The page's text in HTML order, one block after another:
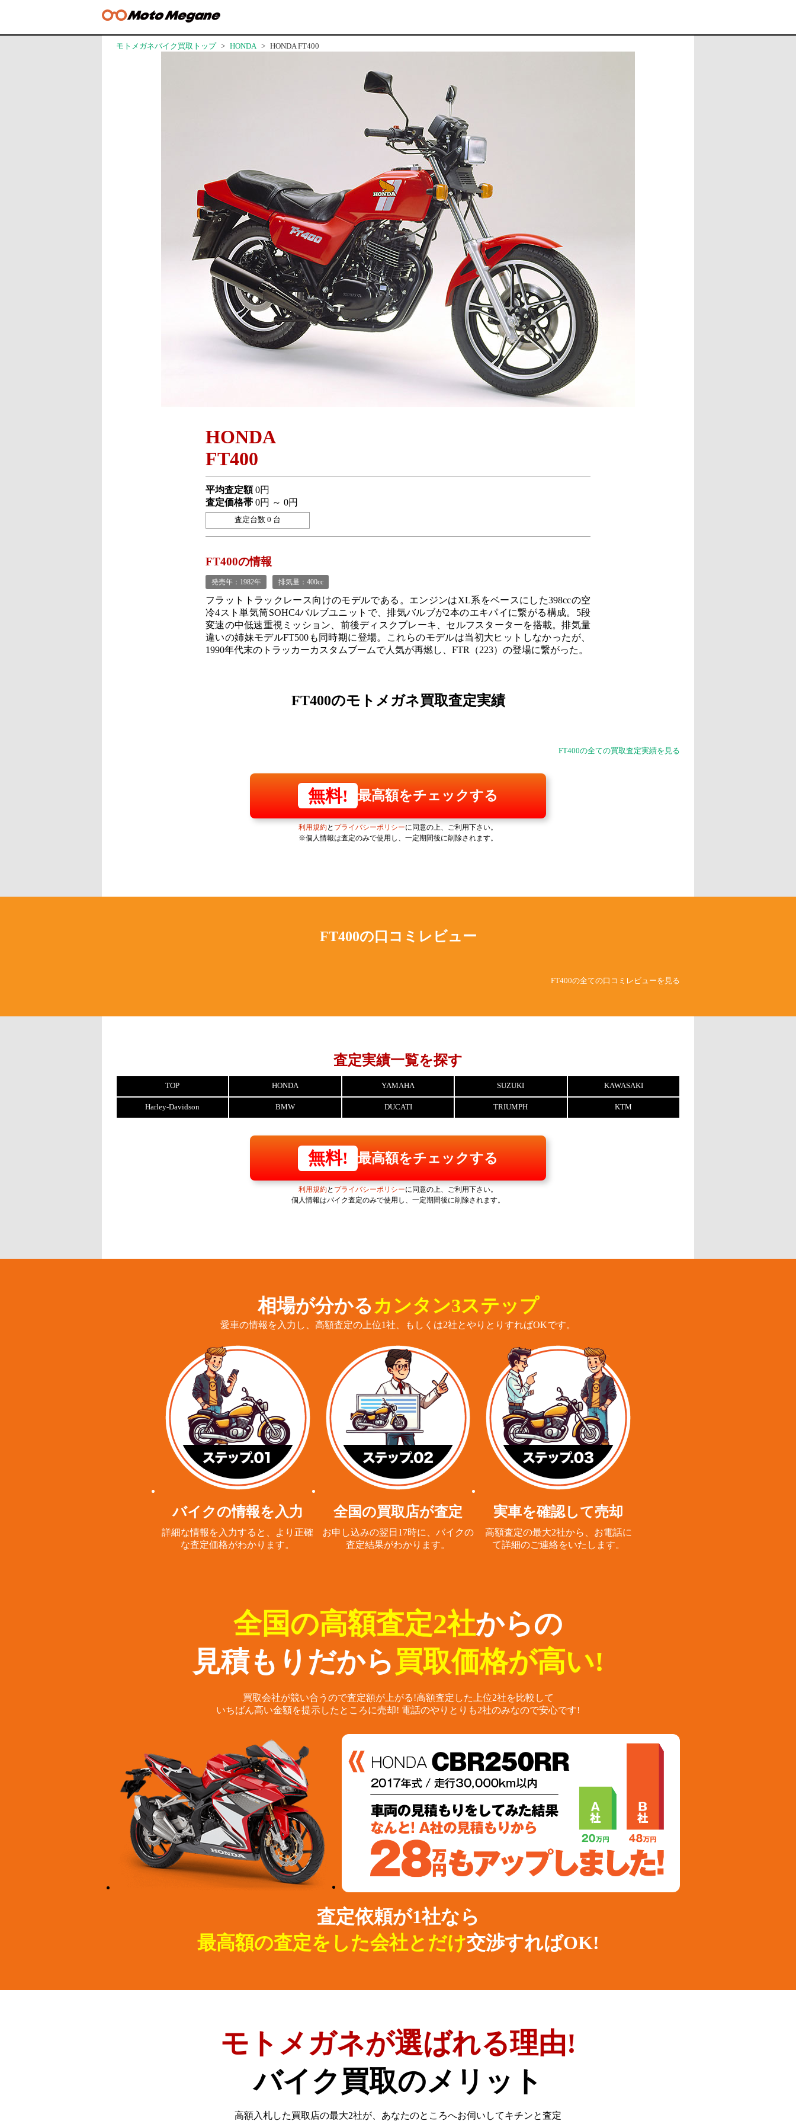
モトメガネバイク買取トップ HONDA HONDA FT400
HONDA
FT400
平均査定額0円
査定価格帯 0円 ～ 0円
査定台数 0 台
FT400の情報
発売年：1982年 排気量：400cc
フラットトラックレース向けのモデルである。エンジンはXL系をベースにした398ccの空
冷4スト単気筒SOHC4バルブユニットで、排気バルブが2本のエキパイに繋がる構成。5段
変速の中低速重視ミッション、前後ディスクブレーキ、セルフスターターを搭載。排気量
違いの姉妹モデルFT500も同時期に登場。これらのモデルは当初大ヒットしなかったが、
1990年代末のトラッカーカスタムブームで人気が再燃し、FTR（223）の登場に繋がった。
FT400のモトメガネ買取査定実績
FT400の全ての買取査定実績を見る
無料! 最高額をチェックする
利用規約と プライバシーポリシーに同意の上、ご利用下さい。
※個人情報は査定のみで使用し、一定期間後に削除されます。
FT400の 口コミレビュー
FT400の全ての口コミレビューを見る
査定実績一覧を探す
TOP HONDA YAMAHA SUZUKI KAWASAKI
Harley-Davidson BMW DUCATI TRIUMPH KTM
無料! 最高額をチェックする
利用規約と プライバシーポリシーに同意の上、ご利用下さい。
個人情報はバイク査定のみで使用し、一定期間後に削除されます。
相場が分かる カンタン3ステップ
愛車の情報を入力し、高額査定の上位1社、もしくは2社とやりとりすればOKです。
バイクの情報を入力
詳細な情報を入力すると、 より正確
な査定価格がわかります。
全国の買取店が査定
お申し込みの翌日17時に、 バイクの
査定結果がわかります。
実車を確認して売却
高額査定の最大2社から、 お電話に
て詳細のご連絡をいたします。
全国の高額査定2社からの
見積もりだから 買取価格が高い!
買取会社が競い合うので査定額が上がる!高額査定した上位2社を比較して
いちばん高い金額を提示したところに売却! 電話のやりとりも2社のみなので安心です!
査定依頼が1社なら
最高額の査定をした会社とだけ交渉すればOK!
モトメガネが選ばれる理由!
バイク買取のメリット
高額入札した買取店の最大2社が、 あなたのところへお伺いしてキチンと査定